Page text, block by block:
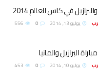
في كاس العالم 2014
يوليو 13, 2014
البرازيل والمانيا
يوليو 10, 2014